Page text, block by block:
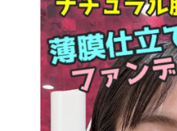
フ